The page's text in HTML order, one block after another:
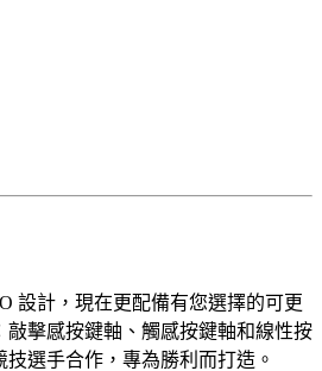
設計，現在更配備有您選擇的可更
敲擊感按鍵軸、觸感按鍵軸和線性按
選手合作，專為勝利而打造。